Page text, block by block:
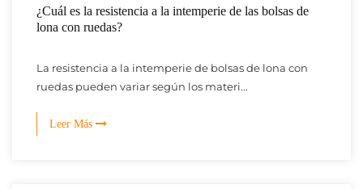
¿Cuál es la resistencia a la intemperie de las bolsas de
lona con ruedas?
La resistencia a la intemperie de bolsas de lona con
ruedas pueden variar según los materi...
Leer Más